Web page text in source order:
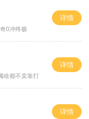
0冲终极
详情
啥都不卖靠打
详情
详情